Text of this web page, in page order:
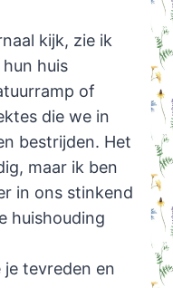
kijk, zie ik
huis
of
die we in
bestrijden. Het
maar ik ben
in ons stinkend
huishouding
tevreden en